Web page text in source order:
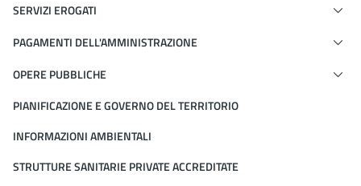
SERVIZI EROGATI
PAGAMENTI DELL'AMMINISTRAZIONE
OPERE PUBBLICHE
PIANIFICAZIONE E GOVERNO DEL TERRITORIO
INFORMAZIONI AMBIENTALI
STRUTTURE SANITARIE PRIVATE ACCREDITATE